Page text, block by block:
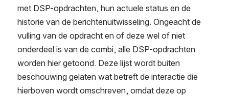
met DSP-opdrachten, hun actuele status en de
historie van de berichtenuitwisseling. Ongeacht de
vulling van de opdracht en of deze wel of niet
onderdeel is van de combi, alle DSP-opdrachten
worden hier getoond. Deze lijst wordt buiten
beschouwing gelaten wat betreft de interactie die
hierboven wordt omschreven, omdat deze op